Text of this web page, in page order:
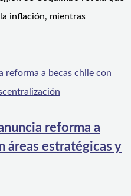
inflación, mientras
reforma a
áreas estratégicas y